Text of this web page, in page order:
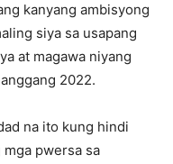
kanyang ambisyong
siya sa usapang
at magawa niyang
2022.
na ito kung hindi
mga pwersa sa